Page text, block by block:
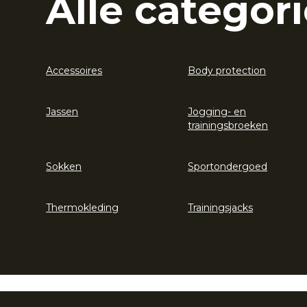
Alle
Accessoires Body protection
Jassen
Jogging- en
trainingsbroeken
Sokken Sportondergoed
Thermokleding Trainingsjacks